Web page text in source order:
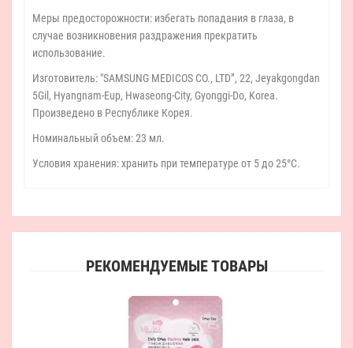
Меры предосторожности: избегать попадания в глаза, в
случае возникновения раздражения прекратить
использование.
Изготовитель: "SAMSUNG MEDICOS CO., LTD”, 22, Jeyakgongdan
5Gil, Hyangnam-Eup, Hwaseong-City, Gyonggi-Do, Korea.
Произведено в Республике Корея.
Номинальный объем: 23 мл.
Условия хранения: хранить при температуре от 5 до 25°С.
РЕКОМЕНДУЕМЫЕ ТОВАРЫ